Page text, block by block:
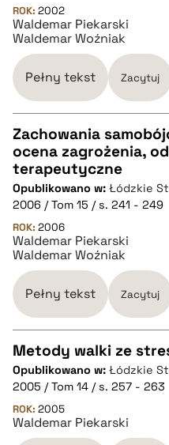
ROK: 2002
Waldemar Piekarski
Waldemar Woźniak
Pełny tekst Zacytuj
CZYSTY TEKST
pobierz cytat
BIBTEX
pobierz cytat
Zachowania
ocena zagrożenia,
terapeutyczne
Opublikowano w: Łódzkie
2006 / Tom 15 / s. 241 - 249
ROK: 2006
Waldemar Piekarski
Waldemar Woźniak
Pełny tekst Zacytuj
CZYSTY TEKST
pobierz cytat
Metody walki ze
Opublikowano w: Łódzkie
2005 / Tom 14 / s. 257 - 263
ROK: 2005
Waldemar Piekarski